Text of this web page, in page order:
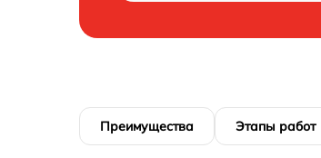
Преимущества Этапы работ